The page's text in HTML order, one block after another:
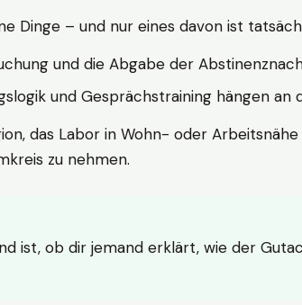
Dinge – und nur eines davon ist
und die Abgabe der
und Gesprächstraining hängen an
das Labor in Wohn- oder
zu nehmen.
ist, ob dir jemand erklärt, wie der